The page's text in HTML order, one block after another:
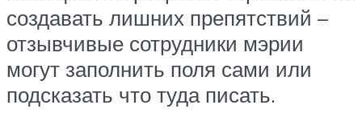
создавать лишних препятствий –
отзывчивые сотрудники мэрии
могут заполнить поля сами или
подсказать что туда писать.